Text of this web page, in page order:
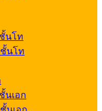
นโท
นโท
นเอก